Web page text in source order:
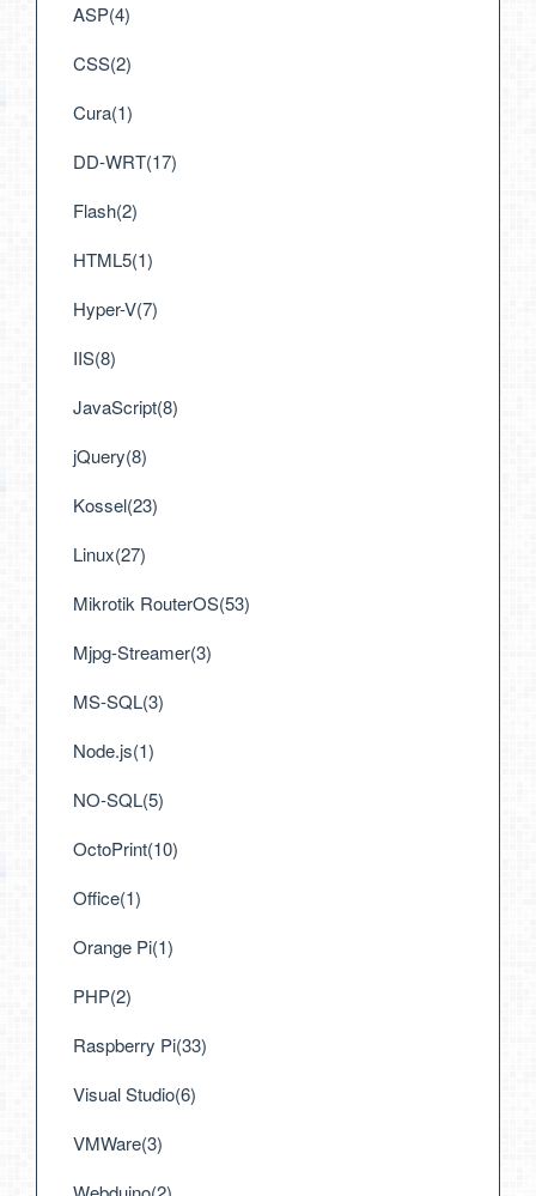
ASP(4)
CSS(2)
Cura(1)
DD-WRT(17)
Flash(2)
HTML5(1)
Hyper-V(7)
IIS(8)
JavaScript(8)
jQuery(8)
Kossel(23)
Linux(27)
Mikrotik RouterOS(53)
Mjpg-Streamer(3)
MS-SQL(3)
Node.js(1)
NO-SQL(5)
OctoPrint(10)
Office(1)
Orange Pi(1)
PHP(2)
Raspberry Pi(33)
Visual Studio(6)
VMWare(3)